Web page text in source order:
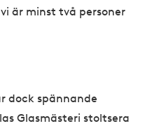
är minst två personer
dock spännande
Glasmästeri stoltsera